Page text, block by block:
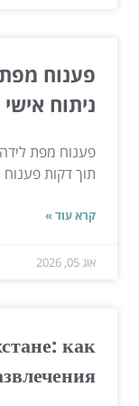
פענוח מפת
ניתוח
פענוח מפת לידה
תוך דקות
קרא עוד »
אוג 05, 2026
как